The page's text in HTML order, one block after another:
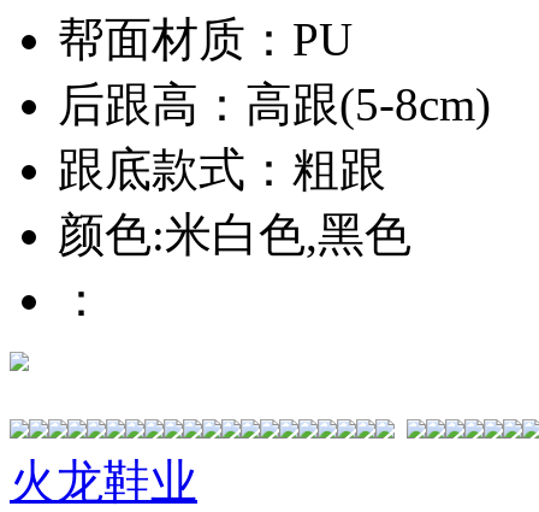
帮面材质：PU
后跟高：高跟(5-8cm)
跟底款式：粗跟
颜色:米白色,黑色
：
火龙鞋业